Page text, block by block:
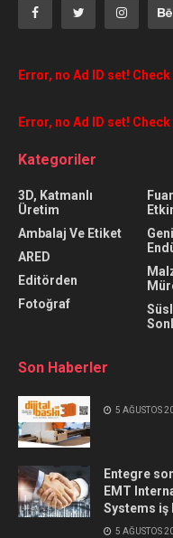
Error, no Ad ID set!
Error, no Ad ID set!
Kategoriler
3D, Katmanlı
Üretim
Ambalaj Ve Etiket
ARED
Editörden
Fotoğraf
Son Haberler
5 AĞUSTOS
Entegre
EMT
Systems
5 AĞUSTOS